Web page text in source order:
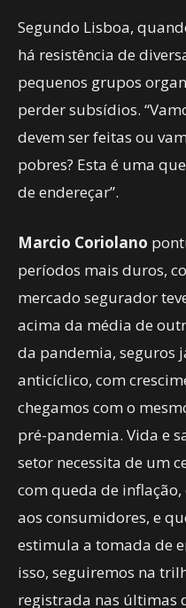
Segundo Lisboa,
há resistência de
pequenos grupos
perder subsídios.
devem ser feitas ou
pobres? Esta é uma
de endereçar”.
Marcio Coriolano
períodos mais duros,
mercado segurador
acima da média de
da pandemia, seguros
anticíclico, com
chegamos com o
pré-pandemia. Vida e
setor necessita de um
com queda de
aos consumidores, e
estimula a tomada de
isso, seguiremos na
registrada nas últimas